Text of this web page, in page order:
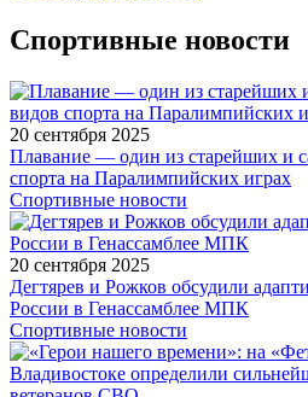
Спортивные новости
20 сентября 2025
Плавание — один из старейших и
спорта на Паралимпийских играх
Спортивные новости
20 сентября 2025
Дегтярев и Рожков обсудили
России в Генассамблее МПК
Спортивные новости